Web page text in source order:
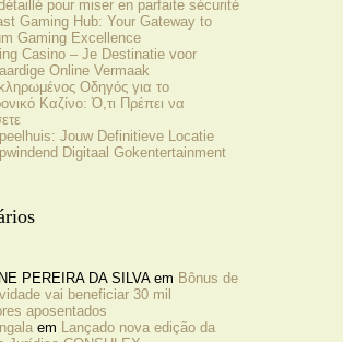
pour miser en parfaite sécurité
Gaming Hub: Your Gateway to
Gaming Excellence
Casino – Je Destinatie voor
Online Vermaak
Οδηγός για το
Καζίνο: Ό,τι Πρέπει να
Jouw Definitieve Locatie
Digitaal Gokentertainment
PEREIRA DA SILVAem Bônus de
vai beneficiar 30 mil
aposentados
em Lançado nova edição da